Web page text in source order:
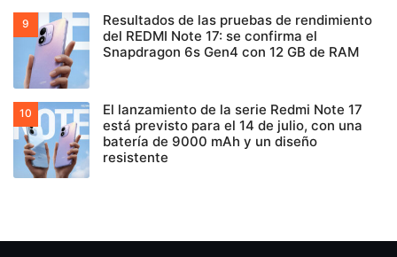
Resultados de las pruebas de rendimiento
del REDMI Note 17: se confirma el
Snapdragon 6s Gen4 con 12 GB de RAM
El lanzamiento de la serie Redmi Note 17
está previsto para el 14 de julio, con una
batería de 9000 mAh y un diseño
resistente